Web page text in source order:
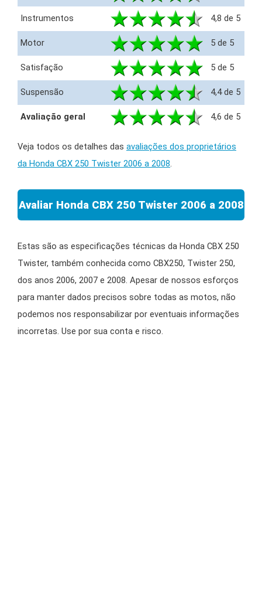
Instrumentos 4,8 de 5
Motor 5 de 5
Satisfação 5 de 5
Suspensão 4,4 de 5
Avaliação geral 4,6 de 5
Veja todos os detalhes das avaliações dos proprietários
da Honda CBX 250 Twister 2006 a 2008.
Avaliar Honda CBX 250 Twister 2006 a 2008
Estas são as especificações técnicas da Honda CBX 250
Twister, também conhecida como CBX250, Twister 250,
dos anos 2006, 2007 e 2008. Apesar de nossos esforços
para manter dados precisos sobre todas as motos, não
podemos nos responsabilizar por eventuais informações
incorretas. Use por sua conta e risco.